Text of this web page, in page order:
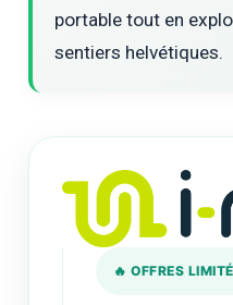
portable tout en
sentiers helvétiques.
🔥 OFFRES